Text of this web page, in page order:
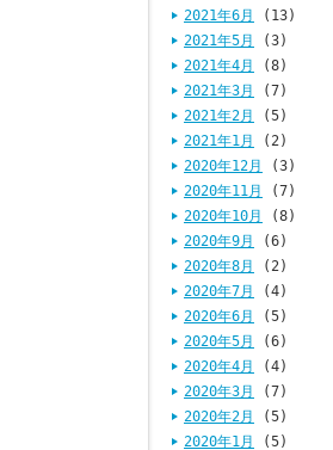
2021年6月
(13)
2021年5月
(3)
2021年4月
(8)
2021年3月
(7)
2021年2月
(5)
2021年1月
(2)
2020年12月
(3)
2020年11月
(7)
2020年10月
(8)
2020年9月
(6)
2020年8月
(2)
2020年7月
(4)
2020年6月
(5)
2020年5月
(6)
2020年4月
(4)
2020年3月
(7)
2020年2月
(5)
2020年1月
(5)